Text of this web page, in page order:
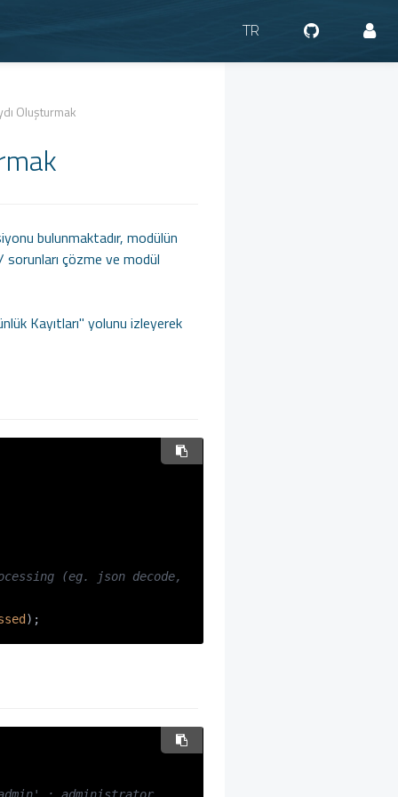
TR
Oluşturmak
bulunmaktadır, modülün
sorunları çözme ve modül
Kayıtları" yolunu izleyerek
(eg. json decode,
);